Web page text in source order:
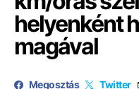
helyenként
magával
Megosztás Twitter